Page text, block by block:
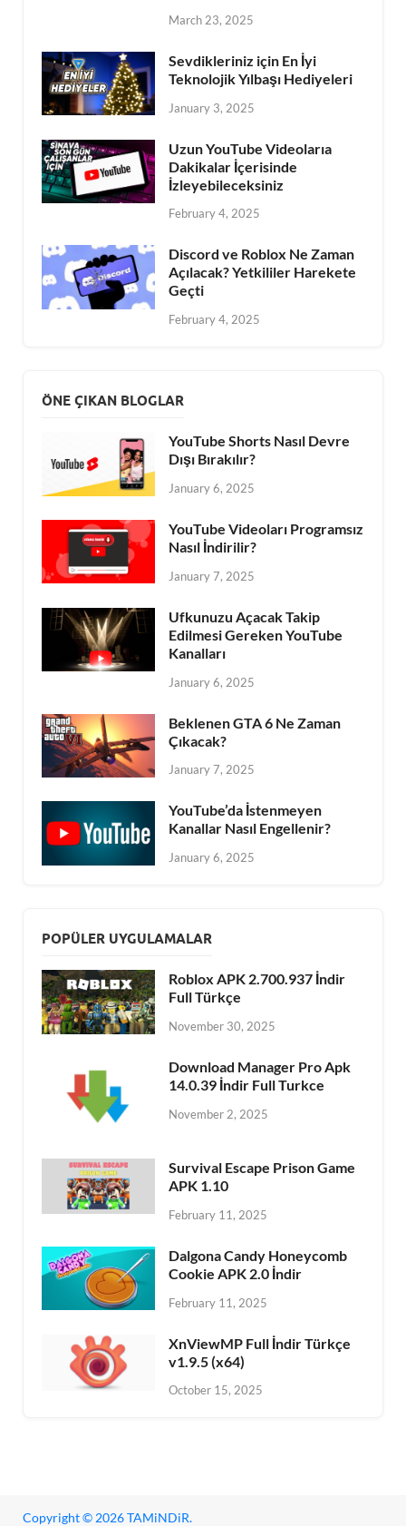
March 23, 2025
Sevdikleriniz için En İyi
Teknolojik Yılbaşı Hediyeleri
January 3, 2025
Uzun YouTube Videolarıa
Dakikalar İçerisinde
İzleyebileceksiniz
February 4, 2025
Discord ve Roblox Ne Zaman
Açılacak? Yetkililer Harekete
Geçti
February 4, 2025
ÖNE ÇIKAN BLOGLAR
YouTube Shorts Nasıl Devre
Dışı Bırakılır?
January 6, 2025
YouTube Videoları Programsız
Nasıl İndirilir?
January 7, 2025
Ufkunuzu Açacak Takip
Edilmesi Gereken YouTube
Kanalları
January 6, 2025
Beklenen GTA 6 Ne Zaman
Çıkacak?
January 7, 2025
YouTube’da İstenmeyen
Kanallar Nasıl Engellenir?
January 6, 2025
POPÜLER UYGULAMALAR
Roblox APK 2.700.937 İndir
Full Türkçe
November 30, 2025
Download Manager Pro Apk
14.0.39 İndir Full Turkce
November 2, 2025
Survival Escape Prison Game
APK 1.10
February 11, 2025
Dalgona Candy Honeycomb
Cookie APK 2.0 İndir
February 11, 2025
XnViewMP Full İndir Türkçe
v1.9.5 (x64)
October 15, 2025
Copyright © 2026TAMiNDiR.